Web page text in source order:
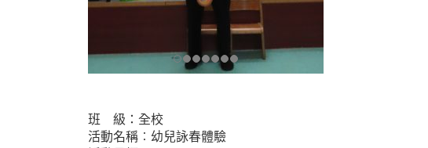
班 級：全校
活動名稱︰幼兒詠春體驗